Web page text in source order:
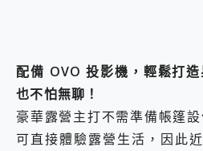
配備 OVO 投影機，輕鬆打
也不怕無聊！
豪華露營主打不需準備帳篷
可直接體驗露營生活，因此